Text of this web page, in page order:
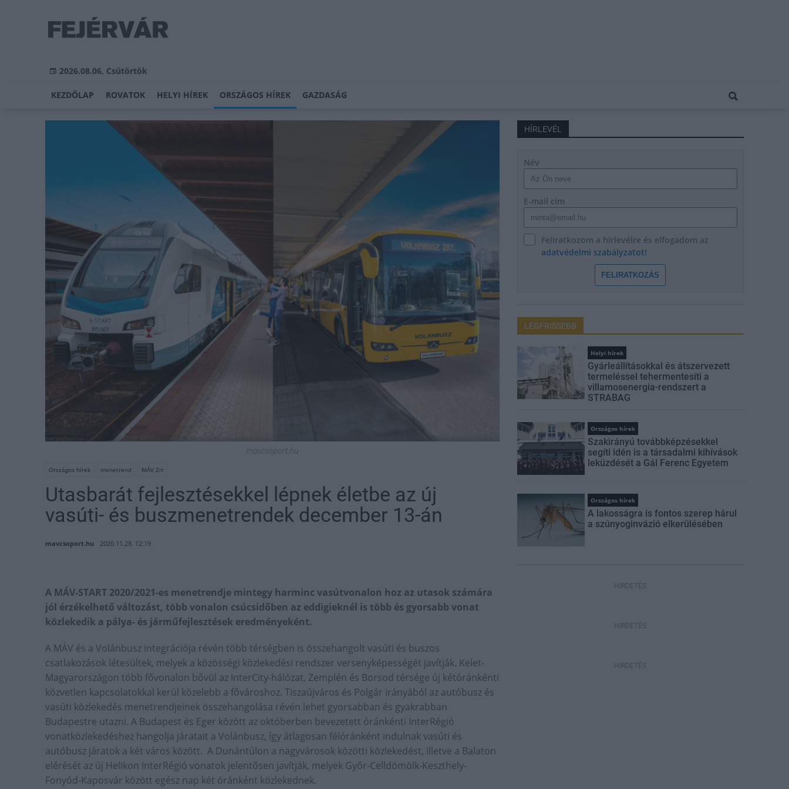
2026.08.06, Csütörtök
KEZDŐLAP ROVATOK HELYI HÍREK ORSZÁGOS HÍREK GAZDASÁG
mavcsoport.hu
Országos hírek menetrend MÁV Zrt
Utasbarát fejlesztésekkel lépnek életbe az új
vasúti- és buszmenetrendek december 13-án
mavcsoport.hu 2020.11.28. 12:19
A MÁV-START 2020/2021-es menetrendje mintegy harminc vasútvonalon hoz az utasok számára
jól érzékelhető változást, több vonalon csúcsidőben az eddigieknél is több és gyorsabb vonat
közlekedik a pálya- és járműfejlesztések eredményeként.
A MÁV és a Volánbusz integrációja révén több térségben is összehangolt vasúti és buszos
csatlakozások létesültek, melyek a közösségi közlekedési rendszer versenyképességét javítják. Kelet-
Magyarországon több fővonalon bővül az InterCity-hálózat, Zemplén és Borsod térsége új kétóránkénti
közvetlen kapcsolatokkal kerül közelebb a fővároshoz. Tiszaújváros és Polgár irányából az autóbusz és
vasúti közlekedés menetrendjeinek összehangolása révén lehet gyorsabban és gyakrabban
Budapestre utazni. A Budapest és Eger között az októberben bevezetett óránkénti InterRégió
vonatközlekedéshez hangolja járatait a Volánbusz, így átlagosan félóránként indulnak vasúti és
autóbusz járatok a két város között. A Dunántúlon a nagyvárosok közötti közlekedést, illetve a Balaton
elérését az új Helikon InterRégió vonatok jelentősen javítják, melyek Győr-Celldömölk-Keszthely-
Fonyód-Kaposvár között egész nap két óránként közlekednek.
HÍRLEVÉL
Név
E-mail cím
Feliratkozom a hírlevélre és elfogadom az
adatvédelmi szabályzatot!
FELIRATKOZÁS
LEGFRISSEBB
Helyi hírek
Gyárleállításokkal és átszervezett
termeléssel tehermentesíti a
villamosenergia-rendszert a
STRABAG
Országos hírek
Szakirányú továbbképzésekkel
segíti idén is a társadalmi kihívások
leküzdését a Gál Ferenc Egyetem
Országos hírek
A lakosságra is fontos szerep hárul
a szúnyoginvázió elkerülésében
HIRDETÉS
HIRDETÉS
HIRDETÉS